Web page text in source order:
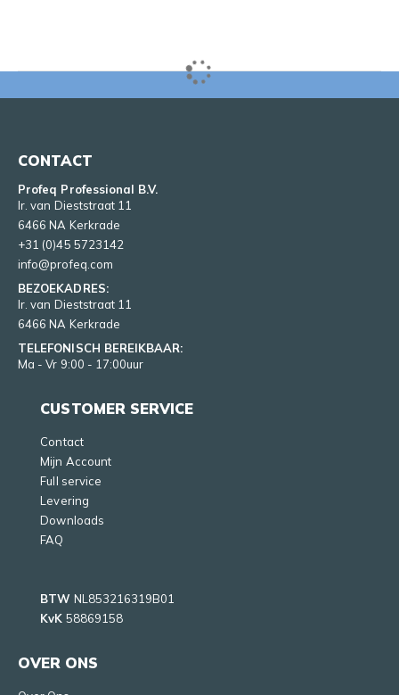
CONTACT
Profeq Professional B.V.
Ir. van Dieststraat 11
6466 NA Kerkrade
+31 (0)45 5723142
info@profeq.com
BEZOEKADRES:
Ir. van Dieststraat 11
6466 NA Kerkrade
TELEFONISCH BEREIKBAAR:
Ma - Vr 9:00 - 17:00uur
CUSTOMER SERVICE
Contact
Mijn Account
Full service
Levering
Downloads
FAQ
BTW NL853216319B01
KvK 58869158
OVER ONS